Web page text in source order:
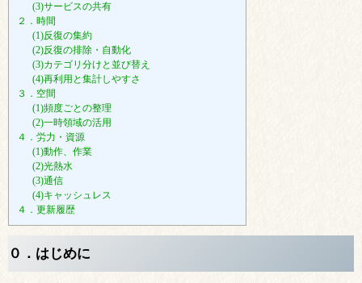
(3)サービスの共有
２．時間
(1)反復の集約
(2)反復の排除・自動化
(3)カテゴリ分けと並び替え
(4)再利用と集計しやすさ
３．空間
(1)頻度ごとの整理
(2)一時領域の活用
４．労力・資源
(1)動作、作業
(2)光熱水
(3)通信
(4)キャッシュレス
４．更新履歴
０．はじめに